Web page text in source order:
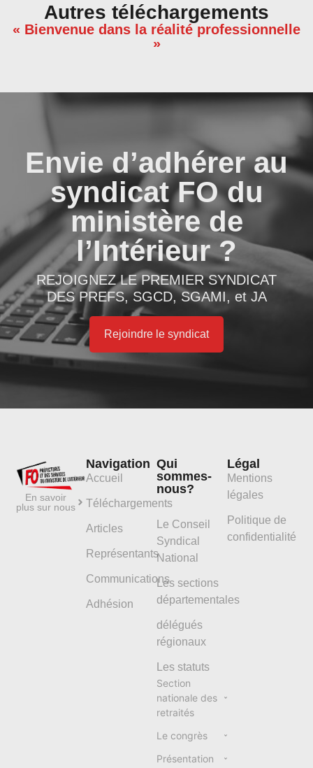
Autres téléchargements
« Bienvenue dans la réalité professionnelle
»
Envie d’adhérer au
syndicat FO du
ministère de
l’Intérieur ?
REJOIGNEZ LE PREMIER SYNDICAT
DES PREFS, SGCD, SGAMI, et JA
Rejoindre le syndicat
En savoir
plus sur nous
Navigation
Accueil
Téléchargements
Articles
Représentants
Communications
Adhésion
Qui
sommes-
nous?
Le Conseil
Syndical
National
Les sections
départementales
délégués
régionaux
Les statuts
Section
nationale des
retraités
Le congrès
Présentation
Légal
Mentions
légales
Politique de
confidentialité